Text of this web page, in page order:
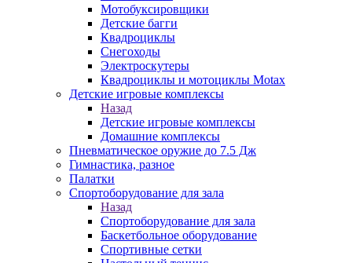
Мотобуксировщики
Детские багги
Квадроциклы
Снегоходы
Электроскутеры
Квадроциклы и мотоциклы Motax
Детские игровые комплексы
Назад
Детские игровые комплексы
Домашние комплексы
Пневматическое оружие до 7.5 Дж
Гимнастика, разное
Палатки
Спортоборудование для зала
Назад
Спортоборудование для зала
Баскетбольное оборудование
Спортивные сетки